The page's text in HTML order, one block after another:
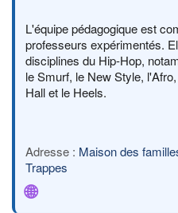
L'équipe pédagogique est
professeurs expérimentés.
disciplines du Hip-Hop,
le Smurf, le New Style,
Hall et le Heels.
Maison des
Trappes
🌐